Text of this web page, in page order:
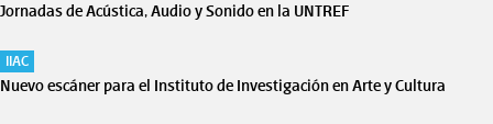
Jornadas de Acústica, Audio y Sonido en la UNTREF
IIAC
Nuevo escáner para el Instituto de Investigación en Arte y Cultura